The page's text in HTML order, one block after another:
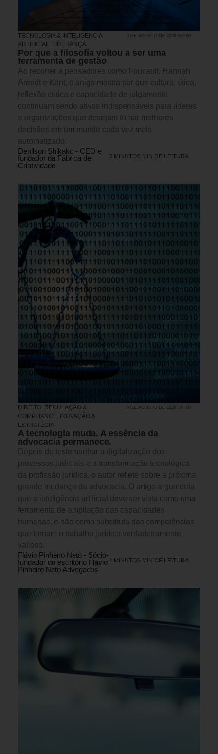
TECNOLOGIA & INTELIGENCIA
ARTIFICIAL
LIDERANÇA
9 DE AGOSTO DE 2026 08H00
Por que a filosofia voltou a ser uma
ferramenta de gestão
Ao recorrer a pensadores como Foucault, Hannah
Arendt e Kant, o artigo mostra por que cultura, ética,
reflexão crítica e capacidade de julgamento
continuam sendo ativos indispensáveis para líderes
e organizações que desejam tomar melhores
decisões em um mundo cada vez mais
automatizado.
Denilson Shikako - CEO e
fundador da Fábrica de
Criatividade
3 MINUTOS MIN DE LEITURA
DIREITO, REGULAÇÃO &
COMPLIANCE INOVAÇÃO &
ESTRATÉGIA
8 DE AGOSTO DE 2026 14H00
A tecnologia muda. A essência da
advocacia permanece.
Depois de testemunhar a digitalização dos
processos judiciais e a transformação tecnológica
da profissão jurídica, o autor reflete sobre a próxima
grande mudança da advocacia. O artigo argumenta
que a inteligência artificial deve ser vista como uma
ferramenta de ampliação das capacidades
humanas, e não como substituta das competências
que tornam o trabalho jurídico verdadeiramente
valioso.
Flávio Pinheiro Neto - Sócio-
fundador do escritório Flávio
Pinheiro Neto Advogados
4 MINUTOS MIN DE LEITURA